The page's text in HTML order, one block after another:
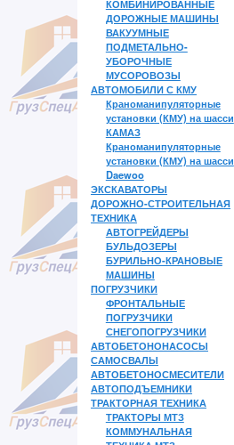
КОМБИНИРОВАННЫЕ
ДОРОЖНЫЕ МАШИНЫ
ВАКУУМНЫЕ
ПОДМЕТАЛЬНО-
УБОРОЧНЫЕ
МУСОРОВОЗЫ
АВТОМОБИЛИ С КМУ
Краноманипуляторные
установки (КМУ) на шасси
КАМАЗ
Краноманипуляторные
установки (КМУ) на шасси
Daewoo
ЭКСКАВАТОРЫ
ДОРОЖНО-СТРОИТЕЛЬНАЯ
ТЕХНИКА
АВТОГРЕЙДЕРЫ
БУЛЬДОЗЕРЫ
БУРИЛЬНО-КРАНОВЫЕ
МАШИНЫ
ПОГРУЗЧИКИ
ФРОНТАЛЬНЫЕ
ПОГРУЗЧИКИ
СНЕГОПОГРУЗЧИКИ
АВТОБЕТОНОНАСОСЫ
САМОСВАЛЫ
АВТОБЕТОНОСМЕСИТЕЛИ
АВТОПОДЪЕМНИКИ
ТРАКТОРНАЯ ТЕХНИКА
ТРАКТОРЫ МТЗ
КОММУНАЛЬНАЯ